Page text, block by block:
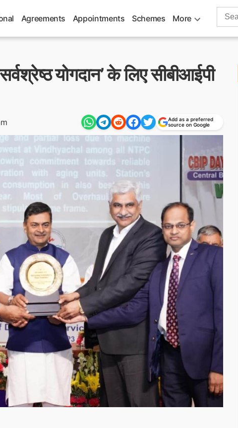
Agreements Appointments Schemes More
Search
योगदान’ के लिए सीबीआईपी
Add as a preferred
source on Google